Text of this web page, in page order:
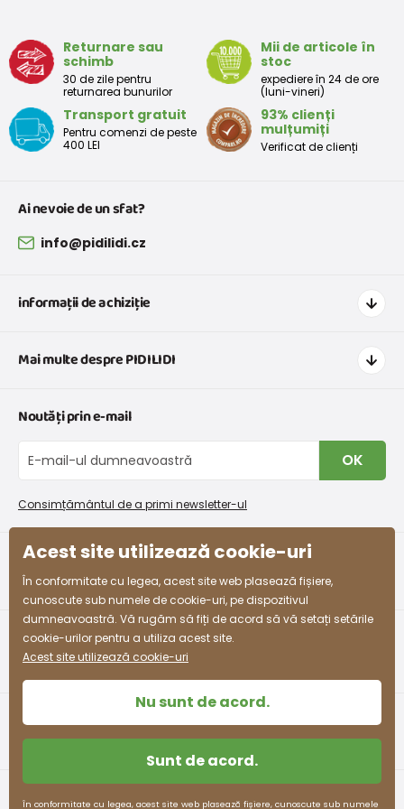
86 12-18 lună 81 - 86
92 18-24 lună 87 - 92
2-3 ani 93 - 98
110
116
128 7-8 ani
146
152 11-12 ani
158 12-13 ani
Returnare sau
schimb
30 de zile pentru
returnarea bunurilor
Mii de articole în
stoc
expediere în 24 de ore
(luni-vineri)
Transport gratuit
Pentru comenzi de peste
400 LEI
93% clienți
mulțumiți
Verificat de clienți
Ai nevoie de un sfat?
info@pidilidi.cz
informații de achiziție
Transport și plată
Retururi și reclamații
Schimb sau returnare gratuită
Procedura de reclamații
Condiții de promovare și coduri de reducere
Mai multe despre PIDILIDI
Despre noi
Blog
Program de afiliere
Colectarea bunurilor
Noutăți prin e-mail
OK
Consimțământul de a primi newsletter-ul
Acest site utilizează cookie-uri
În conformitate cu legea, acest site web plasează fișiere,
cunoscute sub numele de cookie-uri, pe dispozitivul
dumneavoastră. Vă rugăm să fiți de acord să vă setați setările
cookie-urilor pentru a utiliza acest site.
Acest site utilizează cookie-uri
Nu sunt de acord.
Sunt de acord.
În conformitate cu legea, acest site web plasează fișiere, cunoscute sub numele